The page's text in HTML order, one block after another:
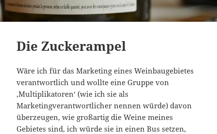
Die Zuckerampel
Wäre ich für das Marketing eines Weinbaugebietes
verantwortlich und wollte eine Gruppe von
‚Multiplikatoren‘ (wie ich sie als
Marketingverantwortlicher nennen würde) davon
überzeugen, wie großartig die Weine meines
Gebietes sind, ich würde sie in einen Bus setzen,